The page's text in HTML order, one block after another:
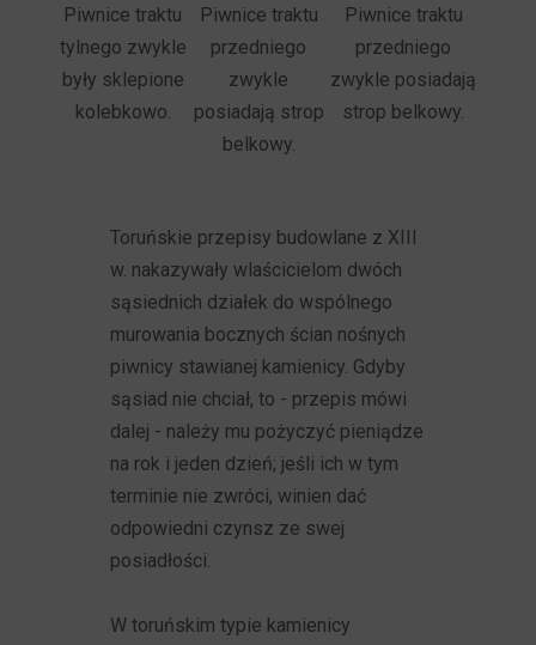
Piwnice traktu
tylnego zwykle
były sklepione
kolebkowo.
Piwnice traktu
przedniego
zwykle
posiadają strop
belkowy.
Piwnice traktu
przedniego
zwykle posiadają
strop belkowy.
Toruńskie przepisy budowlane z XIII
w. nakazywały wlaścicielom dwóch
sąsiednich działek do wspólnego
murowania bocznych ścian nośnych
piwnicy stawianej kamienicy. Gdyby
sąsiad nie chciał, to - przepis mówi
dalej - należy mu pożyczyć pieniądze
na rok i jeden dzień; jeśli ich w tym
terminie nie zwróci, winien dać
odpowiedni czynsz ze swej
posiadłości.
W toruńskim typie kamienicy